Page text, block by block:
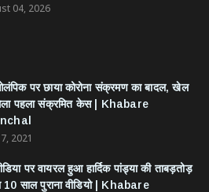
04, 2026
पर छाया कोरोना संक्रमण का बादल, खेल
पहला संक्रमित केस | Khabare
2021
पर वायरल हुआ हार्दिक पांड्या की ताबड़तोड़
10 साल पुराना वीडियो | Khabare